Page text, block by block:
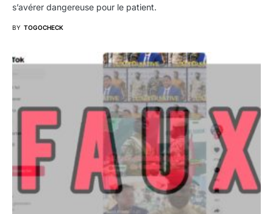
s’avérer dangereuse pour le patient.
BY TOGOCHECK